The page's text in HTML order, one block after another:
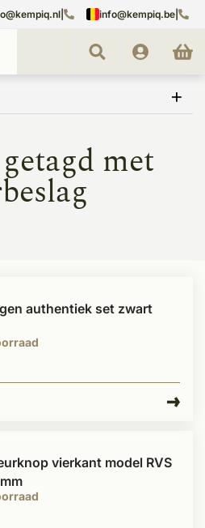
info@kempiq.be
met
authentiek set zwart
vierkant model RVS